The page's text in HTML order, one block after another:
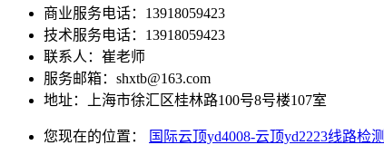
商业服务电话：13918059423
技术服务电话：13918059423
联系人：崔老师
服务邮箱： shxtb@163.com
地址：上海市徐汇区桂林路100号8号楼107室
您现在的位置： 国际云顶yd4008-云顶yd2223线路检测